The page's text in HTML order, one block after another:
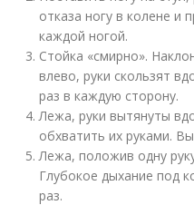
отказа ногу в колене и
каждой ногой.
Стойка «смирно».
влево, руки скользят
раз в каждую сторону.
Лежа, руки вытянуты
обхватить их руками.
Лежа, положив одну
Глубокое дыхание под
раз.